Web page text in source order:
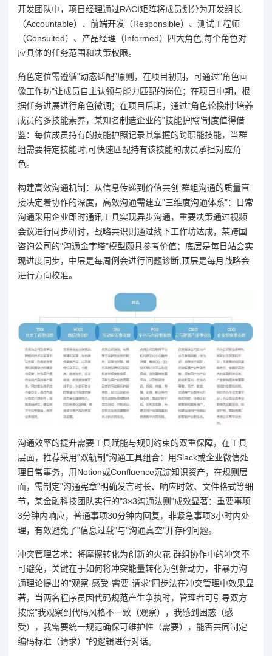
开发团队中，项目经理通过RACI矩阵将成员划分为开发组长
（Accountable）、前端开发（Responsible）、测试工程师
（Consulted）、产品经理（Informed）四大角色,每个角色对
应具体的任务范围和决策权限。
角色定位需遵循"动态适配"原则，在项目初期，可通过"角色画
像工作坊"让成员自主认领与能力匹配的岗位；在项目中期，根
据任务进展进行角色微调；在项目后期，通过"角色轮换制"培养
成员的多技能素养，某知名制造企业的"技能护照"制度值得借
鉴：每位成员持有的技能护照记录其掌握的跨职能技能，当群
组需要特定技能时,可快速匹配持有该技能的成员承担对应角
色。
构建高效沟通机制：从信息传递到价值共创 群组沟通的质量直
接决定着协作的深度，高效沟通需建立"三维度沟通体系"：日常
沟通采用企业即时通讯工具实现异步沟通，重要决策通过视频
会议进行同步研讨，战略共识则通过线下工作坊达成，某跨国
咨询公司的"沟通金字塔"模型颇具参考价值：底层是每日站会实
现进度同步，中层是每周例会进行问题诊断,顶层是每月战略会
进行方向校准。
沟通效率的提升需要工具赋能与规则约束的双重保障，在工具
层面，推荐采用"双轨制"沟通工具组合：用Slack或企业微信处
理日常事务，用Notion或Confluence沉淀知识资产，在规则层
面，需制定"沟通宪章"明确发言时长、响应时效、文件格式等细
节，某金融科技团队实行的"3×3沟通法则"成效显著：重要事项
3分钟内响应，普通事项30分钟内回复，非紧急事项3小时内处
理，有效避免了"信息过载"与"沟通真空"并存的问题。
冲突管理艺术：将摩擦转化为创新的火花 群组协作中的冲突不
可避免，关键在于如何将冲突能量转化为创新动力，非暴力沟
通理论提出的"观察-感受-需要-请求"四步法在冲突管理中效果显
著，当两名程序员因代码规范产生争执时，管理者可引导双方
按照"我观察到代码风格不一致（观察），我感到困惑（感
受），我需要统一规范确保可维护性（需要），能否共同制定
编码标准（请求）"的逻辑进行对话。